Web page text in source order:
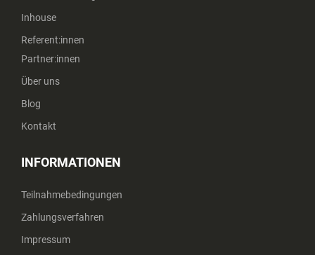
Inhouse
Referent:innen
Partner:innen
Über uns
Blog
Kontakt
INFORMATIONEN
Teilnahmebedingungen
Zahlungsverfahren
Impressum